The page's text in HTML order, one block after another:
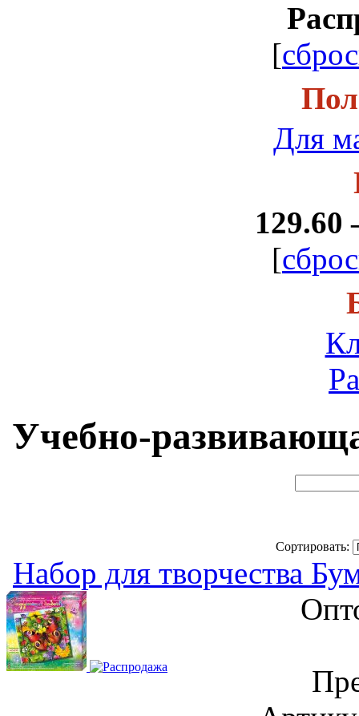
[
Для
129.60
[
Учебно-
Сортировать:
Набор для творчества